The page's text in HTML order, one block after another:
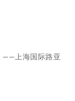
——上海国际路亚